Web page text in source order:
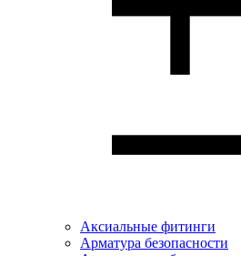
Аксиальные фитинги
Арматура безопасности